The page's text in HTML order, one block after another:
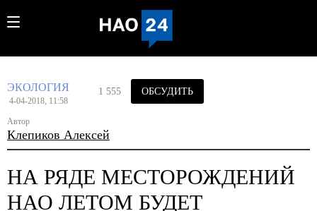
ЭКОЛОГИЯ
4-04-2018, 11:58
Автор
Клепиков Алексей
1 555 ОБСУДИТЬ
НА РЯДЕ МЕСТОРОЖДЕНИЙ
НАО ЛЕТОМ БУДЕТ